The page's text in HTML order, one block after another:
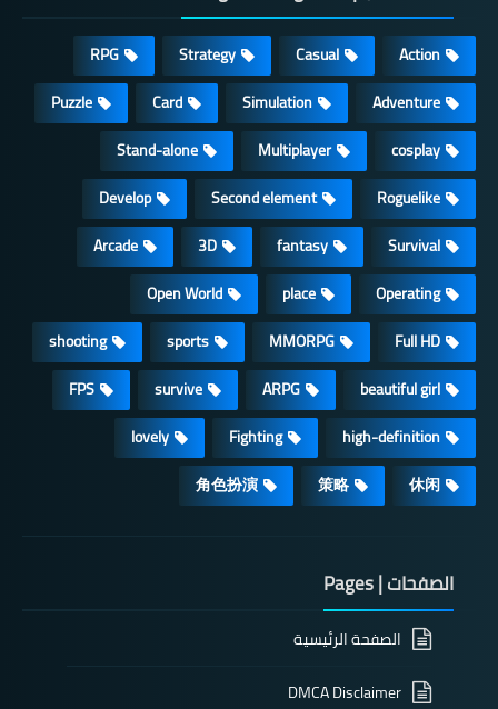
Action
Casual
Strategy
RPG
Adventure
Simulation
Card
Puzzle
cosplay
Multiplayer
Stand-alone
Roguelike
Second element
Develop
Survival
fantasy
3D
Arcade
Operating
place
Open World
Full HD
MMORPG
sports
shooting
beautiful girl
ARPG
survive
FPS
high-definition
Fighting
lovely
休闲
策略
角色扮演
الصفحات | Pages
الصفحة الرئيسية
DMCA Disclaimer